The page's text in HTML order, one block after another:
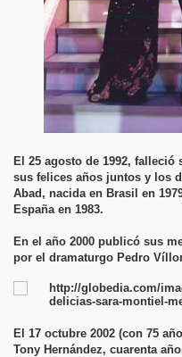
El 25 agosto de 1992,
sus felices años juntos y los
Abad, nacida en Brasil en
España en 1983.
En el año 2000 publicó sus
por el dramaturgo Pedro
El 17 octubre 2002 (con 75
Tony Hernández, cuarenta